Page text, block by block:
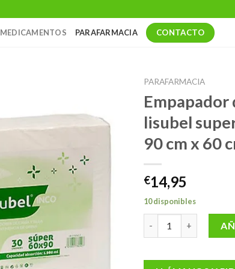
MEDICAMENTOS PARAFARMACIA CONTACTO
PARAFARMACIA
Empapador
lisubel
90 cm x 60
€14,95
10 disponibles
Empapador de cama